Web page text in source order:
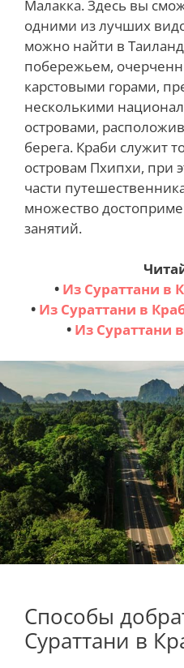
Малакка. Здесь вы
одними из лучших
можно найти в
побережьем,
карстовыми горами,
несколькими
островами,
берега. Краби служит
островам Пхипхи, при
части
множество
занятий.
• Из Сураттани в
• Из Сураттани в
• Из Сураттани
Способы
Сураттани в